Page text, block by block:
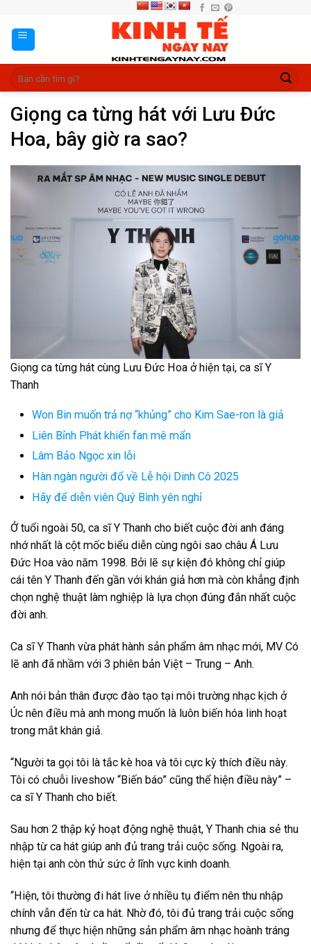
content
Giọng ca từng hát với Lưu Đức
Hoa, bây giờ ra sao?
Giọng ca từng hát cùng Lưu Đức Hoa ở hiện tại, ca sĩ Y
Thanh
Won Bin muốn trả nợ “khủng” cho Kim Sae-ron là giả
Liên Bỉnh Phát khiến fan mê mẩn
Lâm Bảo Ngọc xin lỗi
Hàn ngàn người đổ về Lễ hội Dinh Cô 2025
Hãy để diễn viên Quý Bình yên nghỉ
Ở tuổi ngoài 50, ca sĩ Y Thanh cho biết cuộc đời anh đáng
nhớ nhất là cột mốc biểu diễn cùng ngôi sao châu Á Lưu
Đức Hoa vào năm 1998. Bởi lẽ sự kiện đó không chỉ giúp
cái tên Y Thanh đến gần với khán giả hơn mà còn khẳng định
chọn nghệ thuật làm nghiệp là lựa chọn đúng đắn nhất cuộc
đời anh.
Ca sĩ Y Thanh vừa phát hành sản phẩm âm nhạc mới, MV Có
lẽ anh đã nhầm với 3 phiên bản Việt – Trung – Anh.
Anh nói bản thân được đào tạo tại môi trường nhạc kịch ở
Úc nên điều mà anh mong muốn là luôn biến hóa linh hoạt
trong mắt khán giả.
“Người ta gọi tôi là tắc kè hoa và tôi cực kỳ thích điều này.
Tôi có chuỗi liveshow “Biến báo” cũng thể hiện điều này” –
ca sĩ Y Thanh cho biết.
Sau hơn 2 thập kỷ hoạt động nghệ thuật, Y Thanh chia sẻ thu
nhập từ ca hát giúp anh đủ trang trải cuộc sống. Ngoài ra,
hiện tại anh còn thử sức ở lĩnh vực kinh doanh.
“Hiện, tôi thường đi hát live ở nhiều tụ điểm nên thu nhập
chính vẫn đến từ ca hát. Nhờ đó, tôi đủ trang trải cuộc sống
nhưng để thực hiện những sản phẩm âm nhạc hoành tráng